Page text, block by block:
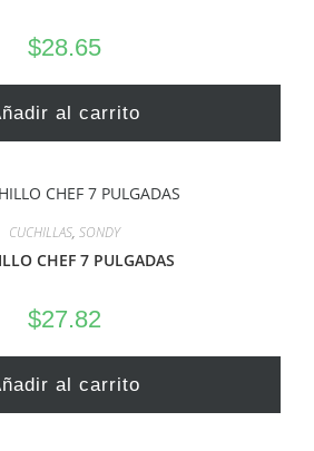
$28.65
al carrito
CUCHILLAS, SONDY
CHEF 7 PULGADAS
$27.82
al carrito